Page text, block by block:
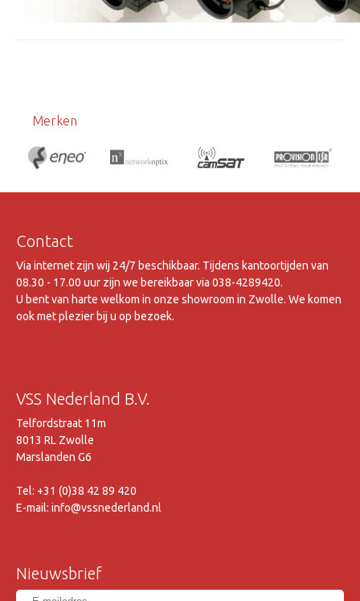
Merken
Contact
Via internet zijn wij 24/7 beschikbaar. Tijdens kantoortijden van
08.30 - 17.00 uur zijn we bereikbaar via 038-4289420.
U bent van harte welkom in onze showroom in Zwolle. We komen
ook met plezier bij u op bezoek.
VSS Nederland B.V.
Telfordstraat 11m
8013 RL Zwolle
Marslanden G6
Tel: +31 (0)38 42 89 420
E-mail: info@vssnederland.nl
Nieuwsbrief